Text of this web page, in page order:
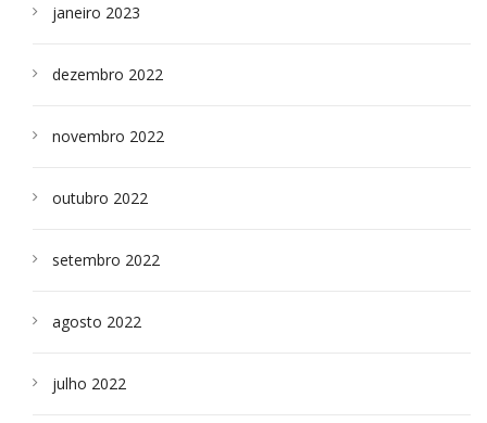
janeiro 2023
dezembro 2022
novembro 2022
outubro 2022
setembro 2022
agosto 2022
julho 2022